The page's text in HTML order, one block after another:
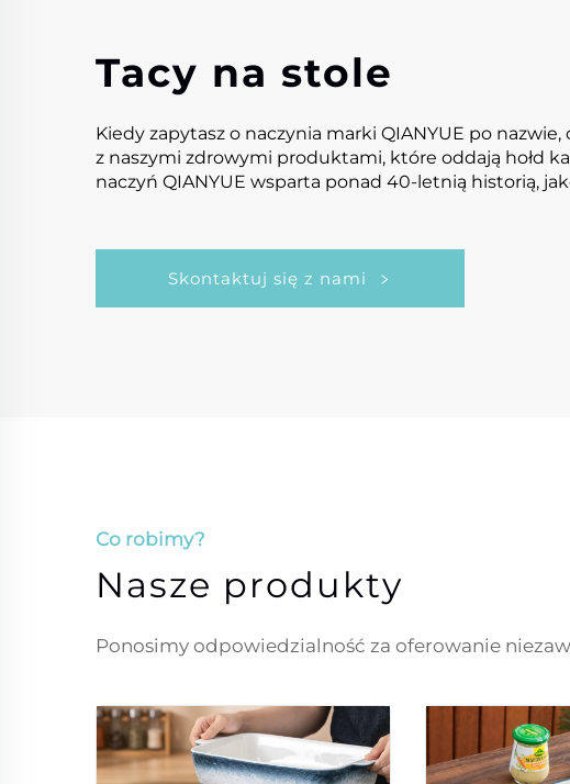
Tacy na stole
Kiedy zapytasz o naczynia marki QIANYUE po
z naszymi zdrowymi produktami, które oddają hołd
naczyń QIANYUE wsparta ponad 40-letnią historią,
Skontaktuj się z nami
Co robimy?
Nasze produkty
Ponosimy odpowiedzialność za oferowanie